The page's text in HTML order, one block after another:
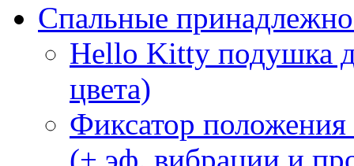
Спальные
Hello Kitty подушка
цвета)
Фиксатор